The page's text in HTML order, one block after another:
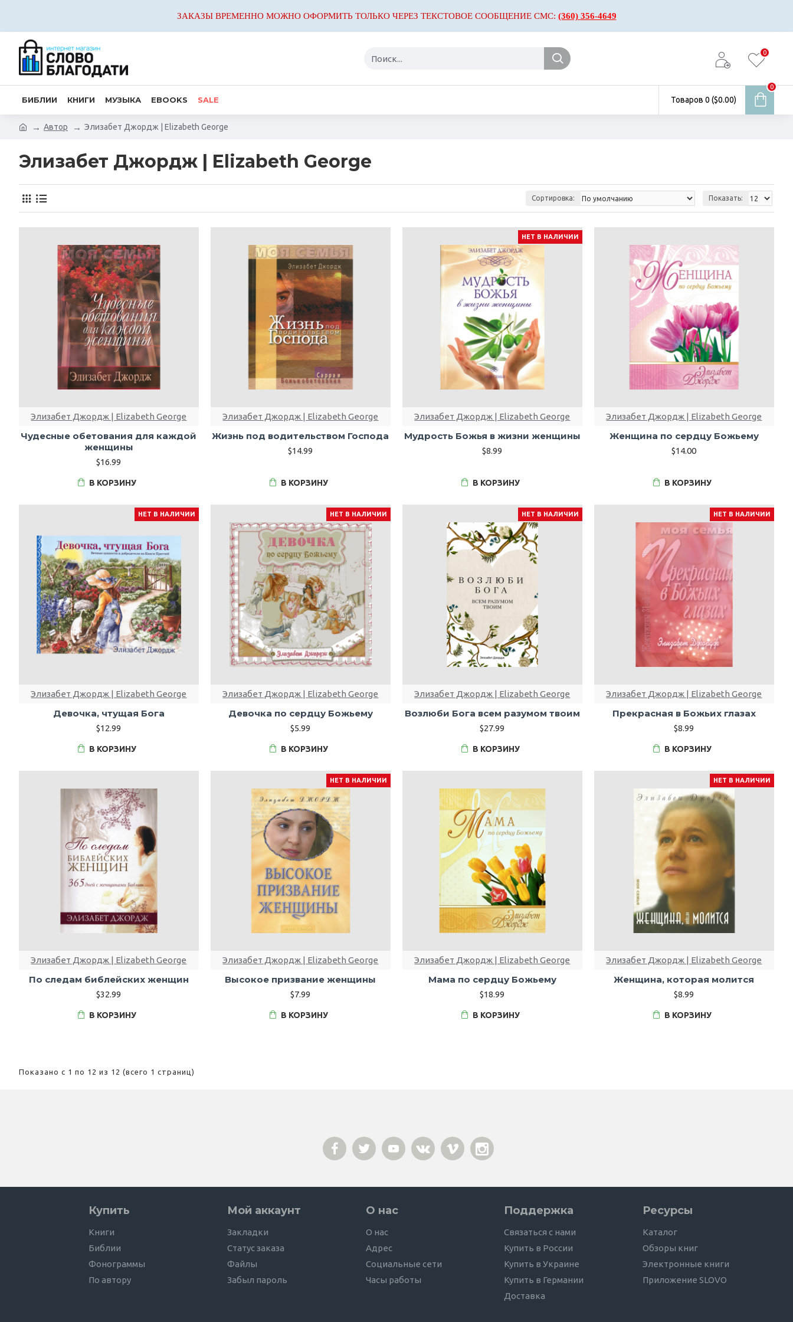
ЗАКАЗЫ ВРЕМЕННО МОЖНО ОФОРМИТЬ ТОЛЬКО ЧЕРЕЗ ТЕКСТОВОЕ СООБЩЕНИЕ СМС: (360) 356-4649
0
БИБЛИИ КНИГИ МУЗЫКА EBOOKS SALE Товаров 0 ($0.00)
0
Автор Элизабет Джордж | Elizabeth George
Элизабет Джордж | Elizabeth George
Сортировка: Показать:
Элизабет Джордж | Elizabeth George
Чудесные обетования для каждой
женщины
$16.99
В КОРЗИНУ
Элизабет Джордж | Elizabeth George
Жизнь под водительством Господа
$14.99
В КОРЗИНУ
НЕТ В НАЛИЧИИ
Элизабет Джордж | Elizabeth George
Мудрость Божья в жизни женщины
$8.99
В КОРЗИНУ
Элизабет Джордж | Elizabeth George
Женщина по сердцу Божьему
$14.00
В КОРЗИНУ
НЕТ В НАЛИЧИИ
Элизабет Джордж | Elizabeth George
Девочка, чтущая Бога
$12.99
В КОРЗИНУ
НЕТ В НАЛИЧИИ
Элизабет Джордж | Elizabeth George
Девочка по сердцу Божьему
$5.99
В КОРЗИНУ
НЕТ В НАЛИЧИИ
Элизабет Джордж | Elizabeth George
Возлюби Бога всем разумом твоим
$27.99
В КОРЗИНУ
НЕТ В НАЛИЧИИ
Элизабет Джордж | Elizabeth George
Прекрасная в Божьих глазах
$8.99
В КОРЗИНУ
Элизабет Джордж | Elizabeth George
По следам библейских женщин
$32.99
В КОРЗИНУ
НЕТ В НАЛИЧИИ
Элизабет Джордж | Elizabeth George
Высокое призвание женщины
$7.99
В КОРЗИНУ
Элизабет Джордж | Elizabeth George
Мама по сердцу Божьему
$18.99
В КОРЗИНУ
НЕТ В НАЛИЧИИ
Элизабет Джордж | Elizabeth George
Женщина, которая молится
$8.99
В КОРЗИНУ
Показано с 1 по 12 из 12 (всего 1 страниц)
Купить
Книги
Библии
Фонограммы
По автору
Мой аккаунт
Закладки
Статус заказа
Файлы
Забыл пароль
О нас
О нас
Адрес
Социальные сети
Часы работы
Поддержка
Связаться с нами
Купить в России
Купить в Украине
Купить в Германии
Доставка
Ресурсы
Каталог
Обзоры книг
Электронные книги
Приложение SLOVO